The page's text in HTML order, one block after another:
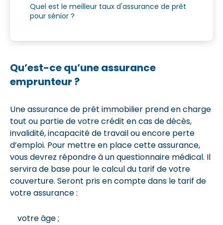
Quel est le meilleur taux d'assurance de prêt
pour sénior ?
Qu’est-ce qu’une assurance
emprunteur ?
Une assurance de prêt immobilier prend en charge
tout ou partie de votre crédit en cas de décès,
invalidité, incapacité de travail ou encore perte
d’emploi. Pour mettre en place cette assurance,
vous devrez répondre à un questionnaire médical. Il
servira de base pour le calcul du tarif de votre
couverture. Seront pris en compte dans le tarif de
votre assurance :
votre âge ;